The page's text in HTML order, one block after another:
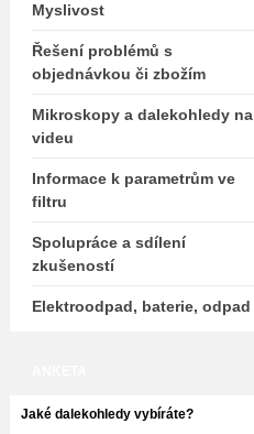
Myslivost
Řešení problémů s
objednávkou či zbožím
Mikroskopy a dalekohledy na
videu
Informace k parametrům ve
filtru
Spolupráce a sdílení
zkušeností
Elektroodpad, baterie, odpad
Jaké dalekohledy vybíráte?